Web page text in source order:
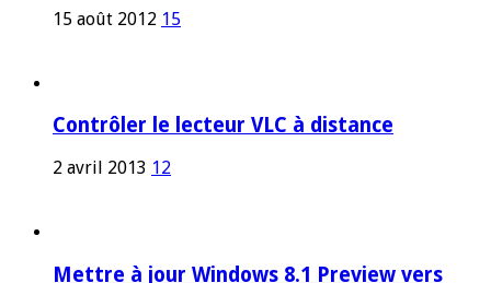
15 août 2012 15
Contrôler le lecteur VLC à distance
2 avril 2013 12
Mettre à jour Windows 8.1 Preview vers